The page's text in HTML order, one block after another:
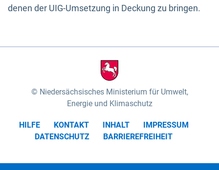
denen der UIG-Umsetzung in Deckung zu bringen.
Niedersächsisches Ministerium für Umwelt,
Energie und Klimaschutz
HILFE KONTAKT INHALT
IMPRESSUM
DATENSCHUTZ
BARRIEREFREIHEIT